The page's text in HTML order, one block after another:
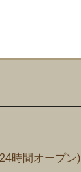
時間オープン)